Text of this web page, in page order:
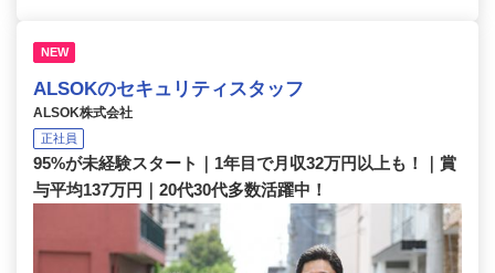
NEW
ALSOKのセキュリティスタッフ
ALSOK株式会社
正社員
95%が未経験スタート｜1年目で月収32万円以上も！｜賞
与平均137万円｜20代30代多数活躍中！